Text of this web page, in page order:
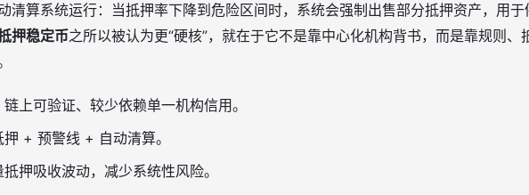
清算系统运行：当抵押率下降到危险区间时，系统会强制出售部分抵押资产，用于
押稳定币之所以被认为更“硬核”，就在于它不是靠中心化机构背书，而是靠规则、
上可验证、较少依赖单一机构信用。
+ 预警线 + 自动清算。
抵押吸收波动，减少系统性风险。